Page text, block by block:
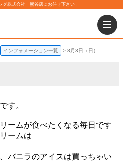
グ株式会社 熊谷店にお任せ下さい！
インフォメーション一覧 8月3日（日）
す。
ームが食べたくなる毎日です
ームは
バニラのアイスは買っちゃい